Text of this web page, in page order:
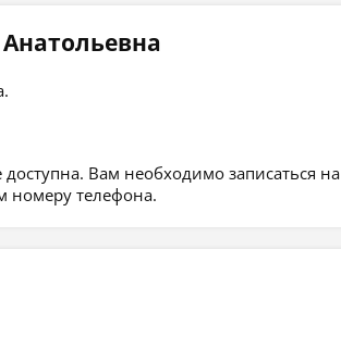
Вам необходимо записаться на
номеру телефона.